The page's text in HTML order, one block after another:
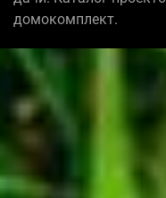
домокомплект.